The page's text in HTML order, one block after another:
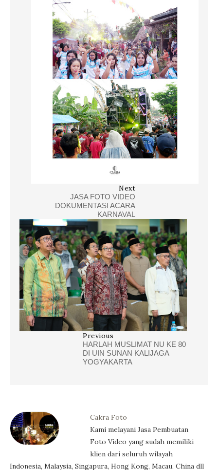
Next
JASA FOTO VIDEO
DOKUMENTASI ACARA
KARNAVAL
Previous
HARLAH MUSLIMAT NU KE 80
DI UIN SUNAN KALIJAGA
YOGYAKARTA
Cakra Foto
Kami melayani Jasa Pembuatan
Foto Video yang sudah memiliki
klien dari seluruh wilayah
Indonesia, Malaysia, Singapura, Hong Kong, Macau, China dll